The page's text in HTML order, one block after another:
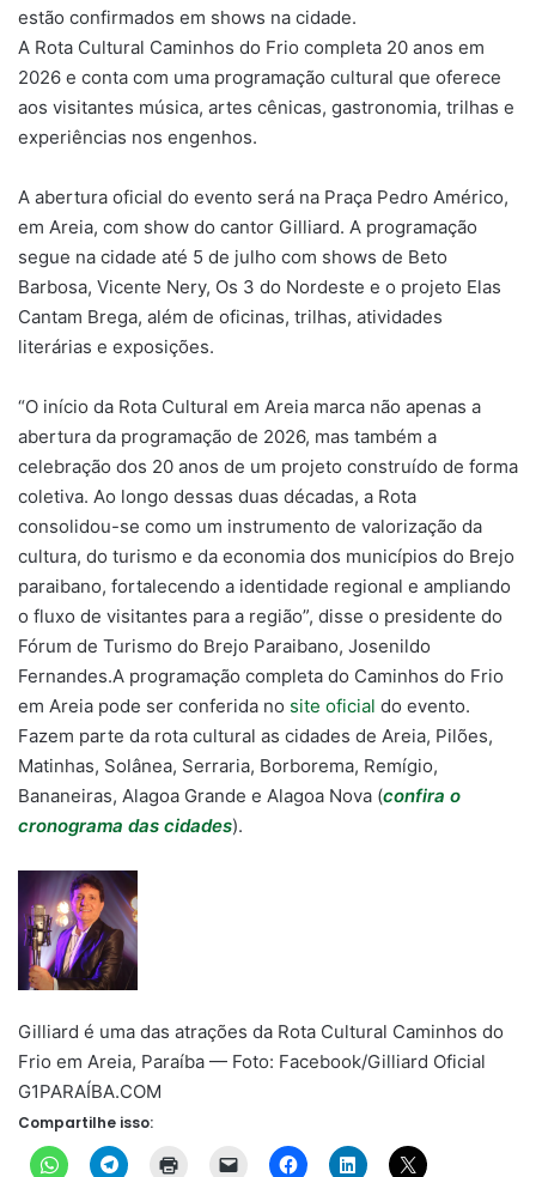
estão confirmados em shows na cidade.
A Rota Cultural Caminhos do Frio completa 20 anos em
2026 e conta com uma programação cultural que oferece
aos visitantes música, artes cênicas, gastronomia, trilhas e
experiências nos engenhos.
A abertura oficial do evento será na Praça Pedro Américo,
em Areia, com show do cantor Gilliard. A programação
segue na cidade até 5 de julho com shows de Beto
Barbosa, Vicente Nery, Os 3 do Nordeste e o projeto Elas
Cantam Brega, além de oficinas, trilhas, atividades
literárias e exposições.
“O início da Rota Cultural em Areia marca não apenas a
abertura da programação de 2026, mas também a
celebração dos 20 anos de um projeto construído de forma
coletiva. Ao longo dessas duas décadas, a Rota
consolidou-se como um instrumento de valorização da
cultura, do turismo e da economia dos municípios do Brejo
paraibano, fortalecendo a identidade regional e ampliando
o fluxo de visitantes para a região”, disse o presidente do
Fórum de Turismo do Brejo Paraibano, Josenildo
Fernandes.A programação completa do Caminhos do Frio
em Areia pode ser conferida no site oficial do evento.
Fazem parte da rota cultural as cidades de Areia, Pilões,
Matinhas, Solânea, Serraria, Borborema, Remígio,
Bananeiras, Alagoa Grande e Alagoa Nova (confira o
cronograma das cidades).
Gilliard é uma das atrações da Rota Cultural Caminhos do
Frio em Areia, Paraíba — Foto: Facebook/Gilliard Oficial
G1PARAÍBA.COM
Compartilhe isso: